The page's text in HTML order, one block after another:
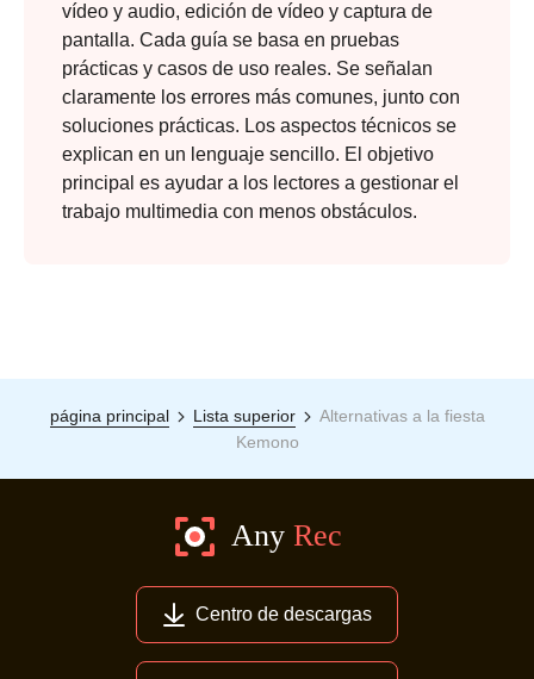
vídeo y audio, edición de vídeo y captura de
pantalla. Cada guía se basa en pruebas
prácticas y casos de uso reales. Se señalan
claramente los errores más comunes, junto con
soluciones prácticas. Los aspectos técnicos se
explican en un lenguaje sencillo. El objetivo
principal es ayudar a los lectores a gestionar el
trabajo multimedia con menos obstáculos.
página principal Lista superior
Alternativas a la fiesta
Kemono
Centro de descargas